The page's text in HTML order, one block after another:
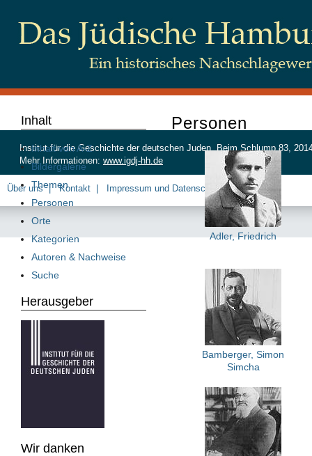
Personen
Adler, Friedrich
Bamberger, Simon
Simcha
Inhalt
Inhalt von A-Z
Bildergalerie
Themen
Personen
Orte
Kategorien
Autoren & Nachweise
Suche
Herausgeber
Wir danken
Institut für die Geschichte der deutschen Juden, Beim Schlump 83,
Mehr Informationen: www.igdj-hh.de
Über uns Kontakt Impressum und Datenschutz